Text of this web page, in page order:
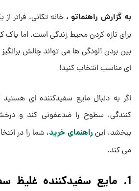
به گزارش راهنماتو ،خانه‌ تکانی، فراتر
برای تازه کردن محیط زندگی است. اما پاک
بین بردن آلودگی ‌ها می ‌تواند چالش
ای مناسب انتخاب کنید!
اگر به دنبال مایع سفیدکننده ‌ای
‌کنندگی، سطوح را ضدعفونی کند و
ببخشد، این راهنمای خرید، شما را در
می ‌کند.
1. مایع سفیدکننده